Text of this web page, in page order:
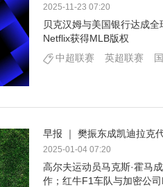
2025-11-23 07:20
贝克汉姆与美国银行达成
Netflix获得MLB版权
中超联赛
英超联赛
早报 ｜ 樊振东成凯迪拉克
2025-01-04 07:20
高尔夫运动员马克斯·霍马
作；红牛F1车队与加密公